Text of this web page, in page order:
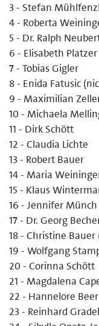
3 - Stefan Mühlfenzl
4 - Roberta
5 - Dr. Ralph
6 - Elisabeth Platzer
7 - Tobias Gigler
8 - Enida Fatusic
9 - Maximilian
10 - Michaela
11 - Dirk Schött
12 - Claudia Lichte
13 - Robert Bauer
14 - Maria
15 - Klaus
16 - Jennifer
17 - Dr. Georg
18 - Christine
19 - Wolfgang
20 - Corinna Schött
21 - Magdalena
22 - Hannelore Beer
23 - Reinhard